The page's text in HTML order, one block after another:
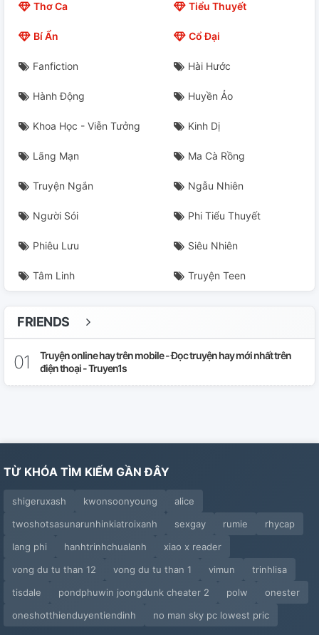
Chap 26
THÔNG BÁO NHỎ THÔI
Chap 27
Chap 28
Chap 29
Chap 30
Chap 32
Chap 33
Chap 36
Chap 37
Chap 39
Chap 40
Thơ Ca Tiểu Thuyết
Bí Ẩn Cổ Đại
Fanfiction Hài Hước
Hành Động Huyền Ảo
Khoa Học - Viễn Tưởng Kinh Dị
Lãng Mạn Ma Cà Rồng
Truyện Ngắn Ngẫu Nhiên
Người Sói Phi Tiểu Thuyết
Phiêu Lưu Siêu Nhiên
Tâm Linh Truyện Teen
FRIENDS
Truyện online hay trên mobile - Đọc truyện hay mới nhất trên
điện thoại - Truyen1s
TỪ KHÓA TÌM KIẾM GẦN ĐÂY
shigeruxash kwonsoonyoung
alice
twoshotsasunarunhinkiatroixanh
sexgay rumie
rhycap
lang phi
hanhtrinhchualanh
xiao x reader
vong du tu than 12
vong du tu than 1 vimun
trinhlisa
tisdale
pondphuwin joongdunk cheater 2 polw
onester
oneshotthienduyentiendinh
no man sky pc lowest pric